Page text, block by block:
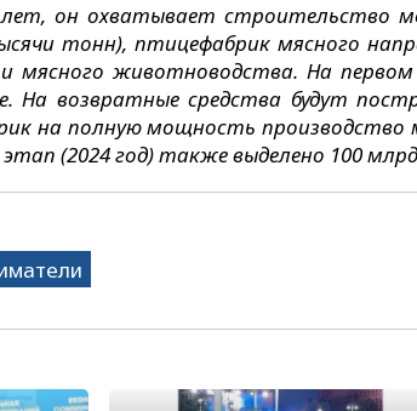
он охватывает строительство
тонн), птицефабрик мясного
мясного животноводства. На
На возвратные средства будут
на полную мощность производство
(2024 год) также выделено 100